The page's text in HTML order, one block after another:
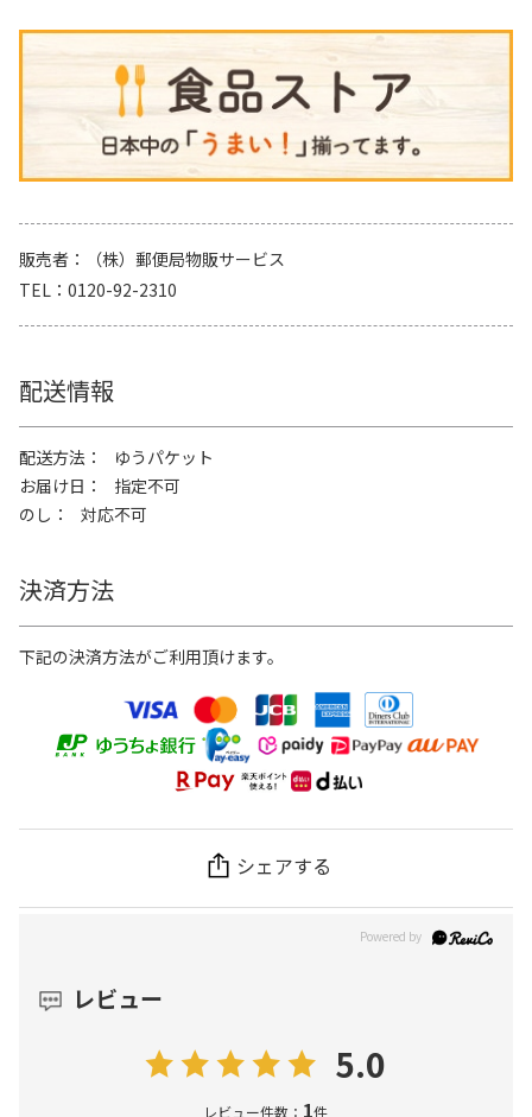
販売者
（株）郵便局物販サービス
TEL
0120-92-2310
配送情報
配送方法
ゆうパケット
お届け日
指定不可
のし
対応不可
決済方法
下記の決済方法がご利用頂けます。
シェアする
レビュー
5.0
レビュー件数： 1件